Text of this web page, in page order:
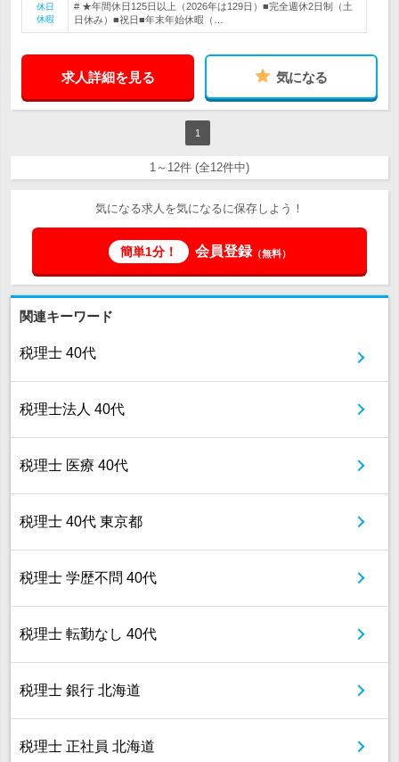
休日
休暇
# ★年間休日125日以上（2026年は129日）■完全週休2日制（土
日休み）■祝日■年末年始休暇（…
求人詳細を見る 気になる
1
1～12件 (全12件中)
気になる求人を気になるに保存しよう！
簡単1分！ 会員登録（無料）
関連キーワード
税理士 40代
税理士法人 40代
税理士 医療 40代
税理士 40代 東京都
税理士 学歴不問 40代
税理士 転勤なし 40代
税理士 銀行 北海道
税理士 正社員 北海道